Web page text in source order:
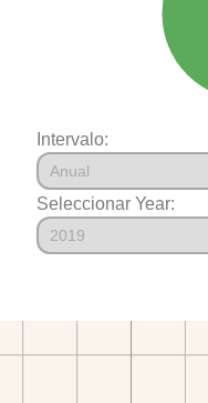
Intervalo:
Seleccionar Year: